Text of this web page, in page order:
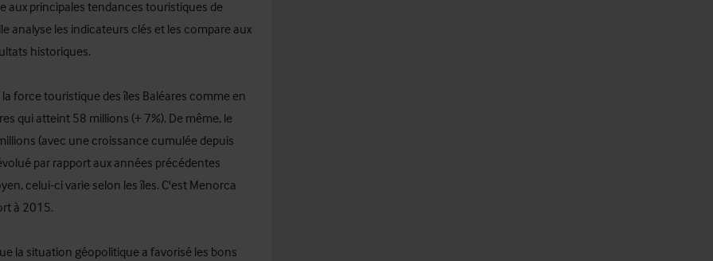
aux principales tendances touristiques de
analyse les indicateurs clés et les compare aux
historiques.
force touristique des îles Baléares comme en
qui atteint 58 millions (+ 7%). De même, le
(avec une croissance cumulée depuis
par rapport aux années précédentes
celui-ci varie selon les îles. C'est Menorca
à 2015.
la situation géopolitique a favorisé les bons